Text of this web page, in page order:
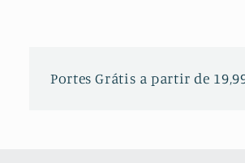
Portes Grátis a partir de